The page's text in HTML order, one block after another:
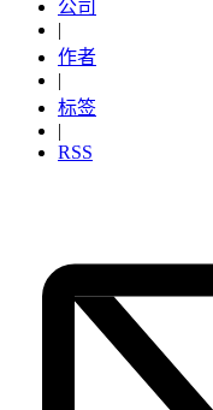
公司
|
作者
|
标签
|
RSS